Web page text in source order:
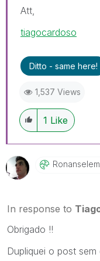
Att,
tiagocardoso
Ditto - same here!
1,537 Views
1 Like
In response to
Obrigado !!
Dupliquei o post sem